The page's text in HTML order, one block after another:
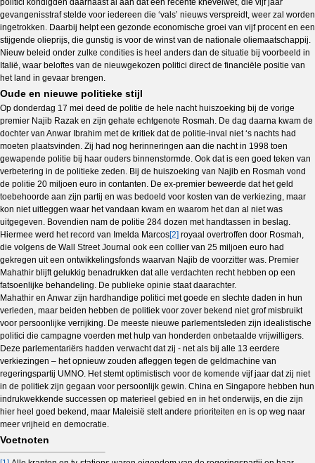
politici kondigden daarnaast al aan dat een recente knevelwet, die vijf jaar
gevangenisstraf stelde voor iedereen die ‘vals’ nieuws verspreidt, weer zal worden
ingetrokken. Daarbij helpt een gezonde economische groei van vijf procent en een
stijgende olieprijs, die gunstig is voor de winst van de nationale oliemaatschappij.
Nieuw beleid onder zulke condities is heel anders dan de situatie bij voorbeeld in
Italië, waar beloftes van de nieuwgekozen politici direct de financiële positie van
het land in gevaar brengen.
Oude en nieuwe politieke stijl
Op donderdag 17 mei deed de politie de hele nacht huiszoeking bij de vorige
premier Najib Razak en zijn gehate echtgenote Rosmah. De dag daarna kwam de
dochter van Anwar Ibrahim met de kritiek dat de politie-inval niet ‘s nachts had
moeten plaatsvinden. Zij had nog herinneringen aan die nacht in 1998 toen
gewapende politie bij haar ouders binnenstormde. Ook dat is een goed teken van
verbetering in de politieke zeden. Bij de huiszoeking van Najib en Rosmah vond
de politie 20 miljoen euro in contanten. De ex-premier beweerde dat het geld
toebehoorde aan zijn partij en was bedoeld voor kosten van de verkiezing, maar
kon niet uitleggen waar het vandaan kwam en waarom het dan al niet was
uitgegeven. Bovendien nam de politie 284 dozen met handtassen in beslag.
Hiermee werd het record van Imelda Marcos[2] royaal overtroffen door Rosmah,
die volgens de Wall Street Journal ook een collier van 25 miljoen euro had
gekregen uit een ontwikkelingsfonds waarvan Najib de voorzitter was. Premier
Mahathir blijft gelukkig benadrukken dat alle verdachten recht hebben op een
fatsoenlijke behandeling. De publieke opinie staat daarachter.
Mahathir en Anwar zijn hardhandige politici met goede en slechte daden in hun
verleden, maar beiden hebben de politiek voor zover bekend niet grof misbruikt
voor persoonlijke verrijking. De meeste nieuwe parlementsleden zijn idealistische
politici die campagne voerden met hulp van honderden onbetaalde vrijwilligers.
Deze parlementariërs hadden verwacht dat zij - net als bij alle 13 eerdere
verkiezingen – het opnieuw zouden afleggen tegen de geldmachine van
regeringspartij UMNO. Het stemt optimistisch voor de komende vijf jaar dat zij niet
in de politiek zijn gegaan voor persoonlijk gewin. China en Singapore hebben hun
indrukwekkende successen op materieel gebied en in het onderwijs, en die zijn
hier heel goed bekend, maar Maleisië stelt andere prioriteiten en is op weg naar
meer vrijheid en democratie.
Voetnoten